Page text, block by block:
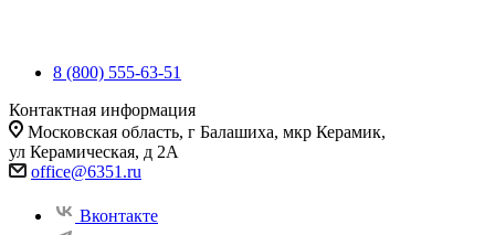
8 (800) 555-63-51
Контактная информация
Московская область, г Балашиха, мкр Керамик,
ул Керамическая, д 2А
office@6351.ru
Вконтакте